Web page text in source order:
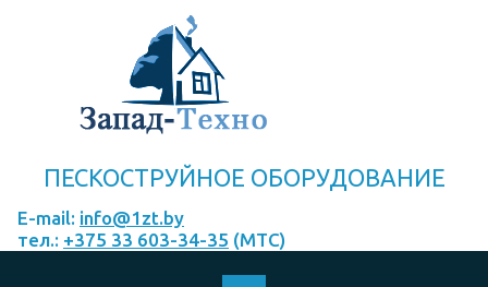
ПЕСКОСТРУЙНОЕ ОБОРУДОВАНИЕ
E-mail: info@1zt.by
тел.: +375 33 603-34-35 (МТС)